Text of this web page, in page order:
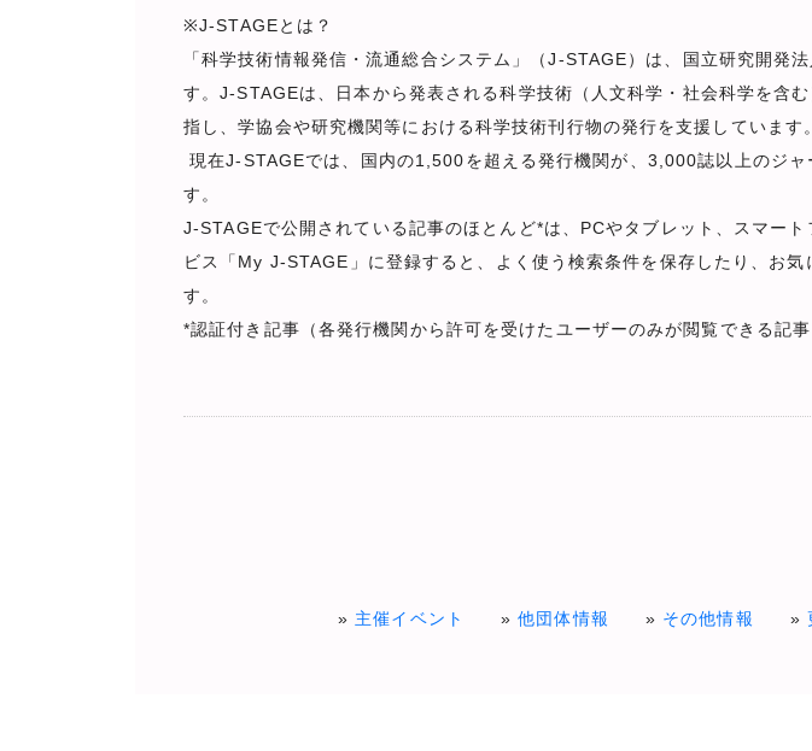
※J-STAGEとは？
「科学技術情報発信・流通総合システム」（J-STAGE）は、国立研究開
す。J-STAGEは、日本から発表される科学技術（人文科学・社会科学を含
指し、学協会や研究機関等における科学技術刊行物の発行を支援しています。
現在J-STAGEでは、国内の1,500を超える発行機関が、3,000誌以上のジ
す。
J-STAGEで公開されている記事のほとんど*は、PCやタブレット、スマー
ビス「My J-STAGE」に登録すると、よく使う検索条件を保存したり、お
す。
*認証付き記事（各発行機関から許可を受けたユーザーのみが閲覧できる記事
主催イベント 他団体情報 その他情報